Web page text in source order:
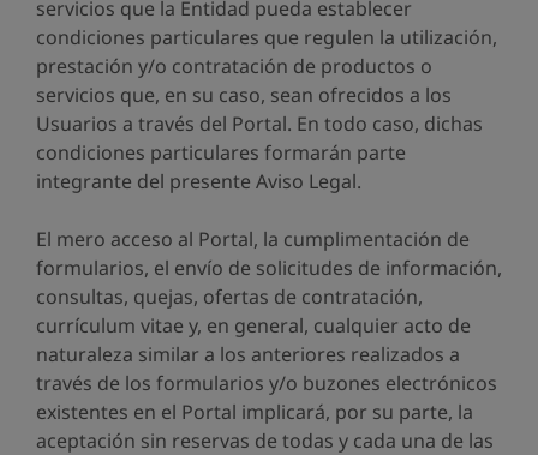
servicios que la Entidad pueda establecer
condiciones particulares que regulen la utilización,
prestación y/o contratación de productos o
servicios que, en su caso, sean ofrecidos a los
Usuarios a través del Portal. En todo caso, dichas
condiciones particulares formarán parte
integrante del presente Aviso Legal.
El mero acceso al Portal, la cumplimentación de
formularios, el envío de solicitudes de información,
consultas, quejas, ofertas de contratación,
currículum vitae y, en general, cualquier acto de
naturaleza similar a los anteriores realizados a
través de los formularios y/o buzones electrónicos
existentes en el Portal implicará, por su parte, la
aceptación sin reservas de todas y cada una de las